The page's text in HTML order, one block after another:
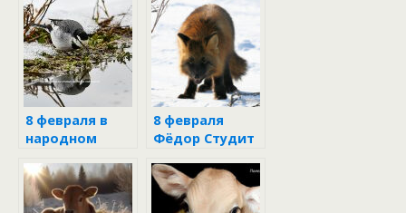
февраля 2023
8 февраля в
народном
8 февраля
Фёдор Студит